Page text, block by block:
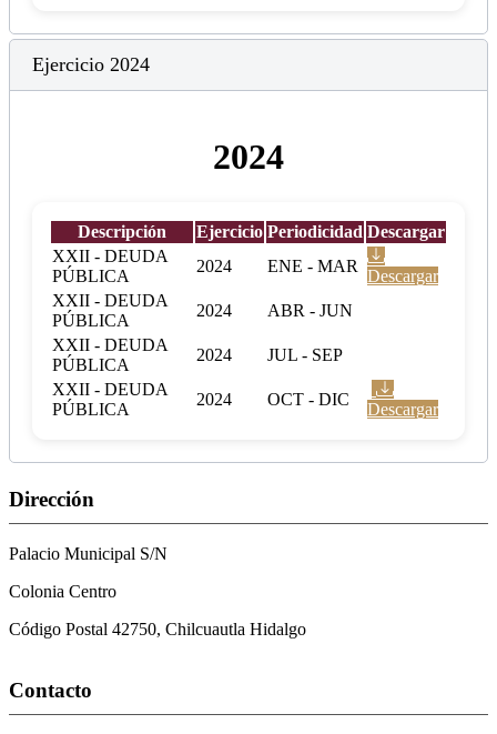
Ejercicio 2024
2024
Descripción Ejercicio Periodicidad Descargar
XXII - DEUDA
PÚBLICA
2024 ENE - MAR
Descargar
XXII - DEUDA
PÚBLICA
2024
ABR - JUN
XXII - DEUDA
PÚBLICA
2024
JUL - SEP
XXII - DEUDA
PÚBLICA
2024 OCT - DIC
Descargar
Dirección
Palacio Municipal S/N
Colonia Centro
Código Postal 42750, Chilcuautla Hidalgo
Contacto